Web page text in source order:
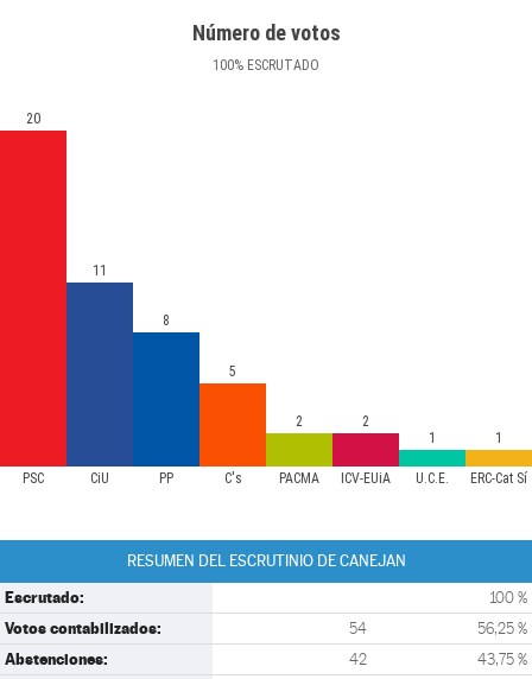
Número de votos
100% ESCRUTADO
PSC CiU PP C's PACMA ICV-EUiA U.C.E. ERC-Cat Sí
20
11
8
5
2
2
1
1
RESUMEN DEL ESCRUTINIO DE CANEJAN
Escrutado: 100 %
Votos contabilizados: 54 56,25 %
Abstenciones: 42 43,75 %